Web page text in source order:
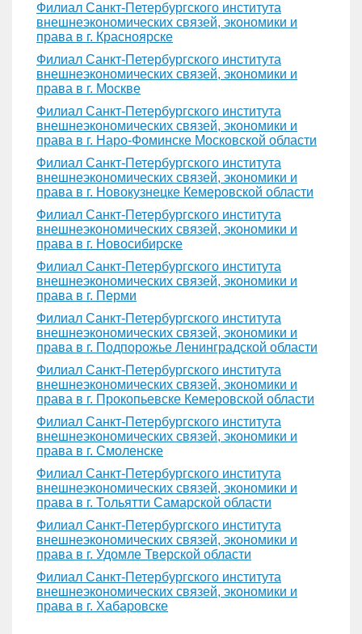
Филиал Санкт-Петербургского института
внешнеэкономических связей, экономики и
права в г. Красноярске
Филиал Санкт-Петербургского института
внешнеэкономических связей, экономики и
права в г. Москве
Филиал Санкт-Петербургского института
внешнеэкономических связей, экономики и
права в г. Наро-Фоминске Московской области
Филиал Санкт-Петербургского института
внешнеэкономических связей, экономики и
права в г. Новокузнецке Кемеровской области
Филиал Санкт-Петербургского института
внешнеэкономических связей, экономики и
права в г. Новосибирске
Филиал Санкт-Петербургского института
внешнеэкономических связей, экономики и
права в г. Перми
Филиал Санкт-Петербургского института
внешнеэкономических связей, экономики и
права в г. Подпорожье Ленинградской области
Филиал Санкт-Петербургского института
внешнеэкономических связей, экономики и
права в г. Прокопьевске Кемеровской области
Филиал Санкт-Петербургского института
внешнеэкономических связей, экономики и
права в г. Смоленске
Филиал Санкт-Петербургского института
внешнеэкономических связей, экономики и
права в г. Тольятти Самарской области
Филиал Санкт-Петербургского института
внешнеэкономических связей, экономики и
права в г. Удомле Тверской области
Филиал Санкт-Петербургского института
внешнеэкономических связей, экономики и
права в г. Хабаровске